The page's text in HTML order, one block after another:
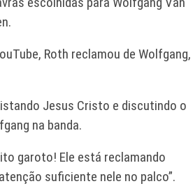
Roth reclamou de Wolfgang,
Jesus Cristo e discutindo o
na banda.
garoto! Ele está reclamando
suficiente nele no palco”.
FRANQUIA